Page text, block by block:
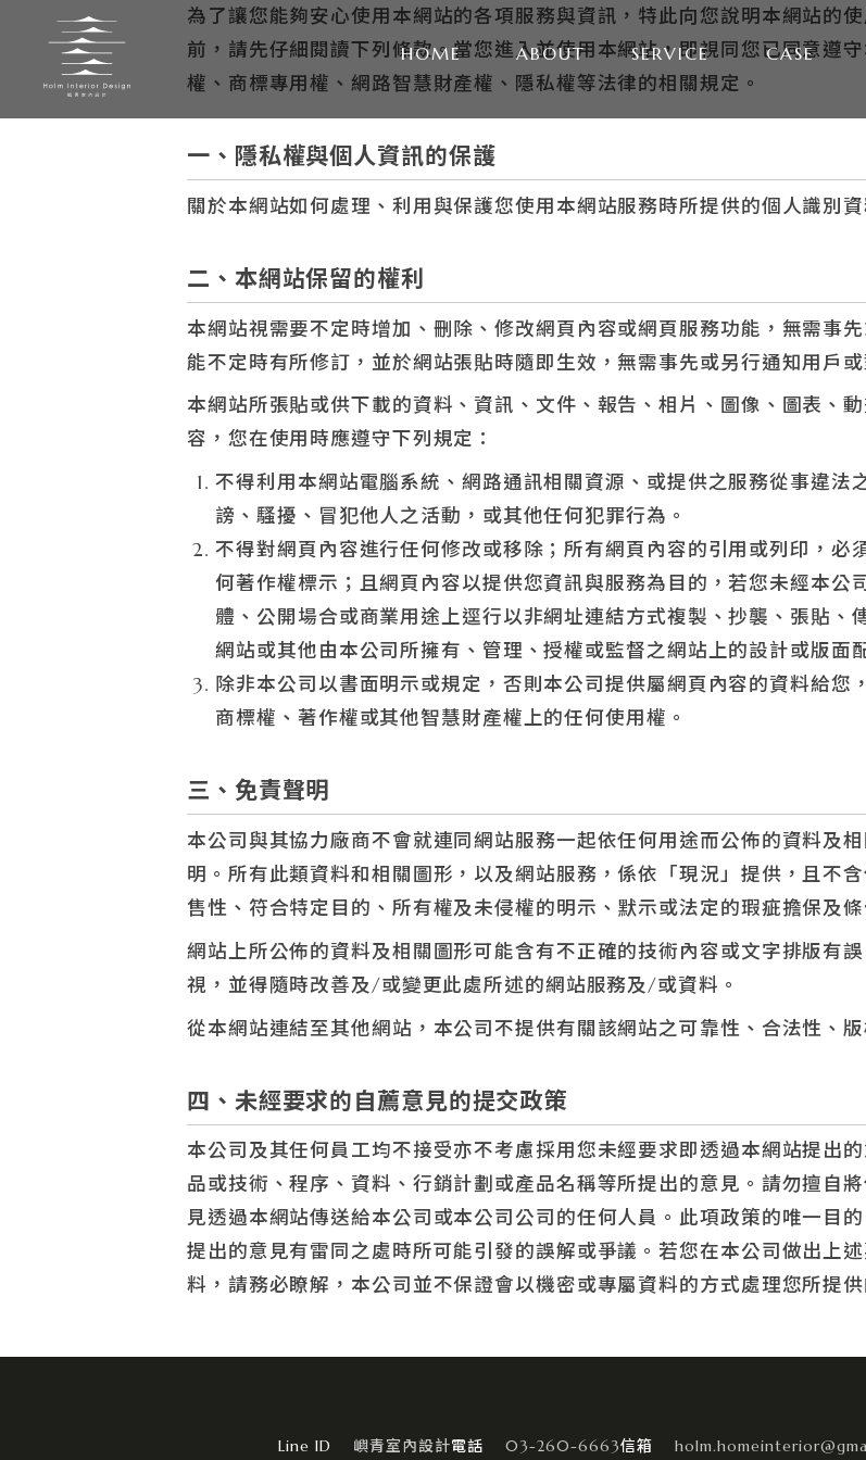
HOME ABOUT SERVICE CASE
為了讓您能夠安心使用本網站的各項服務與資訊，特此向您說明本網站的
前，請先仔細閱讀下列條款。當您進入並使用本網站，即視同您已同意遵
權、商標專用權、網路智慧財產權、隱私權等法律的相關規定。
一、隱私權與個人資訊的保護
關於本網站如何處理、利用與保護您使用本網站服務時所提供的個人識別
二、本網站保留的權利
本網站視需要不定時增加、刪除、修改網頁內容或網頁服務功能，無需事
能不定時有所修訂，並於網站張貼時隨即生效，無需事先或另行通知用戶
本網站所張貼或供下載的資料、資訊、文件、報告、相片、圖像、圖表、
容，您在使用時應遵守下列規定：
不得利用本網站電腦系統、網路通訊相關資源、或提供之服務從事違法
謗、騷擾、冒犯他人之活動，或其他任何犯罪行為。
不得對網頁內容進行任何修改或移除；所有網頁內容的引用或列印，必
何著作權標示；且網頁內容以提供您資訊與服務為目的，若您未經本公
體、公開場合或商業用途上逕行以非網址連結方式複製、抄襲、張貼、
網站或其他由本公司所擁有、管理、授權或監督之網站上的設計或版面
除非本公司以書面明示或規定，否則本公司提供屬網頁內容的資料給您
商標權、著作權或其他智慧財產權上的任何使用權。
三、免責聲明
本公司與其協力廠商不會就連同網站服務一起依任何用途而公佈的資料及
明。所有此類資料和相關圖形，以及網站服務，係依「現況」提供，且不
售性、符合特定目的、所有權及未侵權的明示、默示或法定的瑕疵擔保及條
網站上所公佈的資料及相關圖形可能含有不正確的技術內容或文字排版有
視，並得隨時改善及/或變更此處所述的網站服務及/或資料。
從本網站連結至其他網站，本公司不提供有關該網站之可靠性、合法性、
四、未經要求的自薦意見的提交政策
本公司及其任何員工均不接受亦不考慮採用您未經要求即透過本網站提出
品或技術、程序、資料、行銷計劃或產品名稱等所提出的意見。請勿擅自
見透過本網站傳送給本公司或本公司公司的任何人員。此項政策的唯一目
提出的意見有雷同之處時所可能引發的誤解或爭議。若您在本公司做出上
料，請務必瞭解，本公司並不保證會以機密或專屬資料的方式處理您所提供
嶼青室內設計 03-260-6663